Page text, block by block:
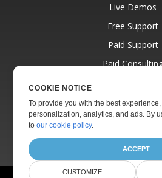
Live Demos
Free Support
Paid Support
Paid
Websites
About
COOKIE NOTICE
To provide you with the best
personalization, analytics, and ads. By
toour cookie policy.
ACCEPT
CUSTOMIZE